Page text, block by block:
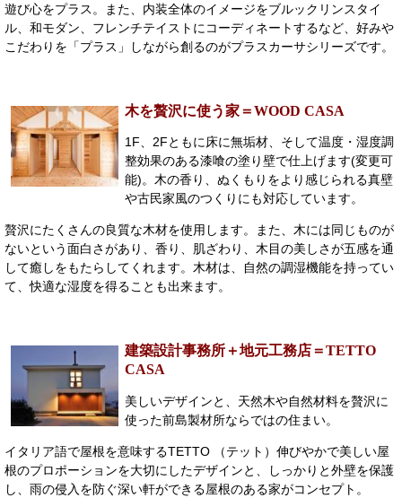
遊び心をプラス。また、内装全体のイメージをブルックリンスタイ
ル、和モダン、フレンチテイストにコーディネートするなど、好みや
こだわりを「プラス」しながら創るのがプラスカーサシリーズです。
木を贅沢に使う家＝WOOD CASA
1F、2Fともに床に無垢材、そして温度・湿度調
整効果のある漆喰の塗り壁で仕上げます(変更可
能)。木の香り、ぬくもりをより感じられる真壁
や古民家風のつくりにも対応しています。
贅沢にたくさんの良質な木材を使用します。また、木には同じものが
ないという面白さがあり、香り、肌ざわり、木目の美しさが五感を通
して癒しをもたらしてくれます。木材は、自然の調湿機能を持ってい
て、快適な湿度を得ることも出来ます。
建築設計事務所＋地元工務店＝TETTO
CASA
美しいデザインと、天然木や自然材料を贅沢に
使った前島製材所ならではの住まい。
イタリア語で屋根を意味するTETTO （テット）伸びやかで美しい屋
根のプロポーションを大切にしたデザインと、しっかりと外壁を保護
し、雨の侵入を防ぐ深い軒ができる屋根のある家がコンセプト。